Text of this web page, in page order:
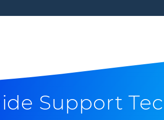
Support